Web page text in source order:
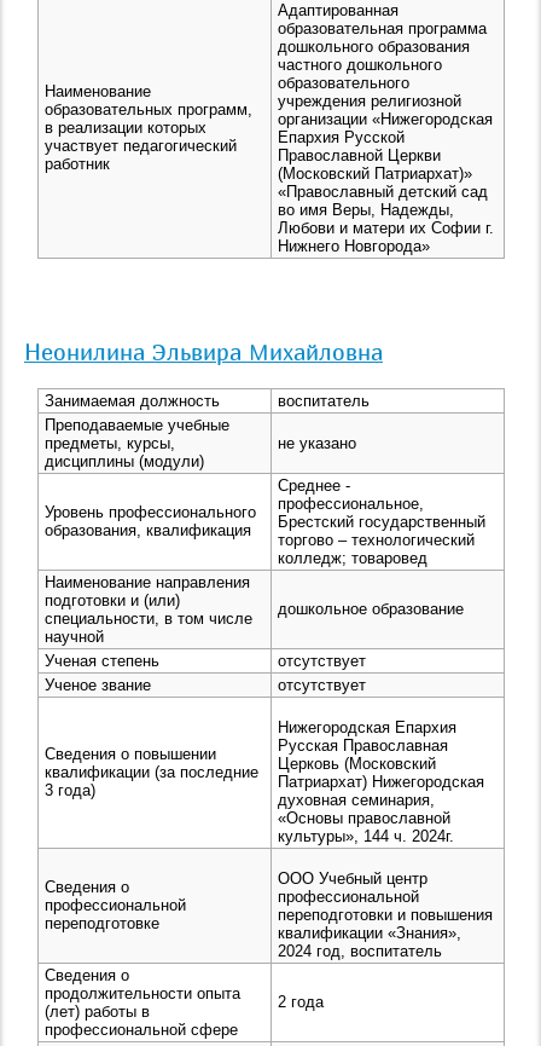
Наименование
образовательных программ,
в реализации которых
участвует педагогический
работник
Адаптированная
образовательная программа
дошкольного образования
частного дошкольного
образовательного
учреждения религиозной
организации «Нижегородская
Епархия Русской
Православной Церкви
(Московский Патриархат)»
«Православный детский сад
во имя Веры, Надежды,
Любови и матери их Софии г.
Нижнего Новгорода»
Неонилина Эльвира Михайловна
Занимаемая должность
воспитатель
Преподаваемые учебные
предметы, курсы,
дисциплины (модули)
не указано
Уровень профессионального
образования, квалификация
Среднее -
профессиональное,
Брестский государственный
торгово – технологический
колледж; товаровед
Наименование направления
подготовки и (или)
специальности, в том числе
научной
дошкольное образование
Ученая степень
отсутствует
Ученое звание
отсутствует
Сведения о повышении
квалификации (за последние
3 года)
Нижегородская Епархия
Русская Православная
Церковь (Московский
Патриархат) Нижегородская
духовная семинария,
«Основы православной
культуры», 144 ч. 2024г.
Сведения о
профессиональной
переподготовке
ООО Учебный центр
профессиональной
переподготовки и повышения
квалификации «Знания»,
2024 год, воспитатель
Сведения о
продолжительности опыта
(лет) работы в
профессиональной сфере
2 года